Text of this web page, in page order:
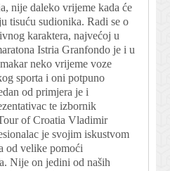
nije daleko vrijeme kada će
tisuću sudionika. Radi se o
karaktera, najvećoj u
Istria Granfondo je i u
neko vrijeme voze
sporta i oni potpuno
od primjera je i
te izbornik
of Croatia Vladimir
je svojim iskustvom
od velike pomoći
Nije on jedini od naših